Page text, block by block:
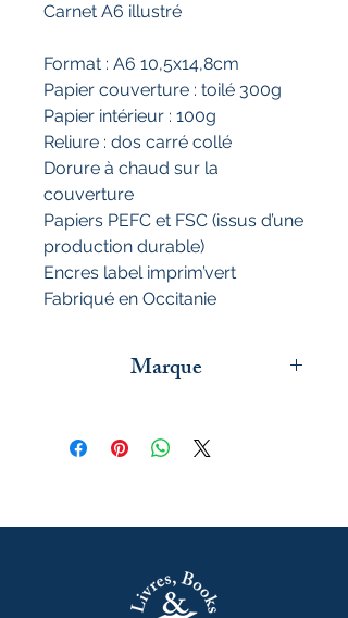
Carnet A6 illustré
Format : A6 10,5x14,8cm
Papier couverture : toilé 300g
Papier intérieur : 100g
Reliure : dos carré collé
Dorure à chaud sur la
couverture
Papiers PEFC et FSC (issus d’une
production durable)
Encres label imprim’vert
Fabriqué en Occitanie
Marque